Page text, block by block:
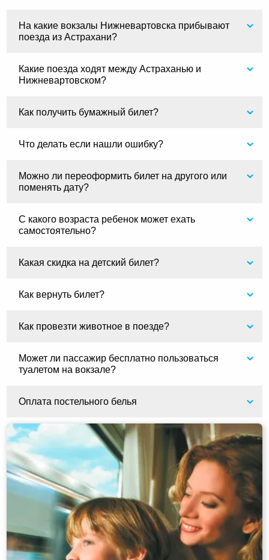
На какие вокзалы Нижневартовска прибывают
поезда из Астрахани?
Какие поезда ходят между Астраханью и
Нижневартовском?
Как получить бумажный билет?
Что делать если нашли ошибку?
Можно ли переоформить билет на другого или
поменять дату?
С какого возраста ребенок может ехать
самостоятельно?
Какая скидка на детский билет?
Как вернуть билет?
Как провезти животное в поезде?
Может ли пассажир бесплатно пользоваться
туалетом на вокзале?
Оплата постельного белья